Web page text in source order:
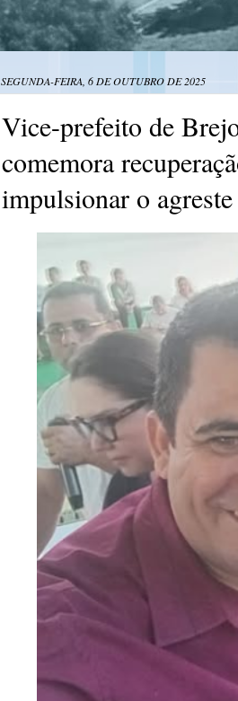
SEGUNDA-FEIRA, 6 DE OUTUBRO DE 2025
Vice-prefeito de
comemora
impulsionar o agreste